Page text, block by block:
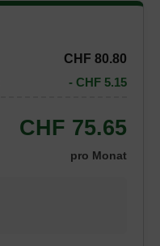
CHF 80.80
- CHF 5.15
CHF 75.65
pro Monat